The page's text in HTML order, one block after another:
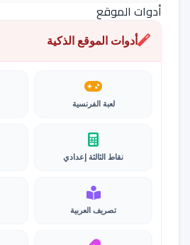
أدوات الموقع
أدوات الموقع الذكية
لعبة الفرنسية
نقاط الثالثة إعدادي
تصريف العربية